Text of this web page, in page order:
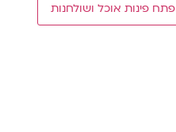
פתח פינות אוכל ושולחנות